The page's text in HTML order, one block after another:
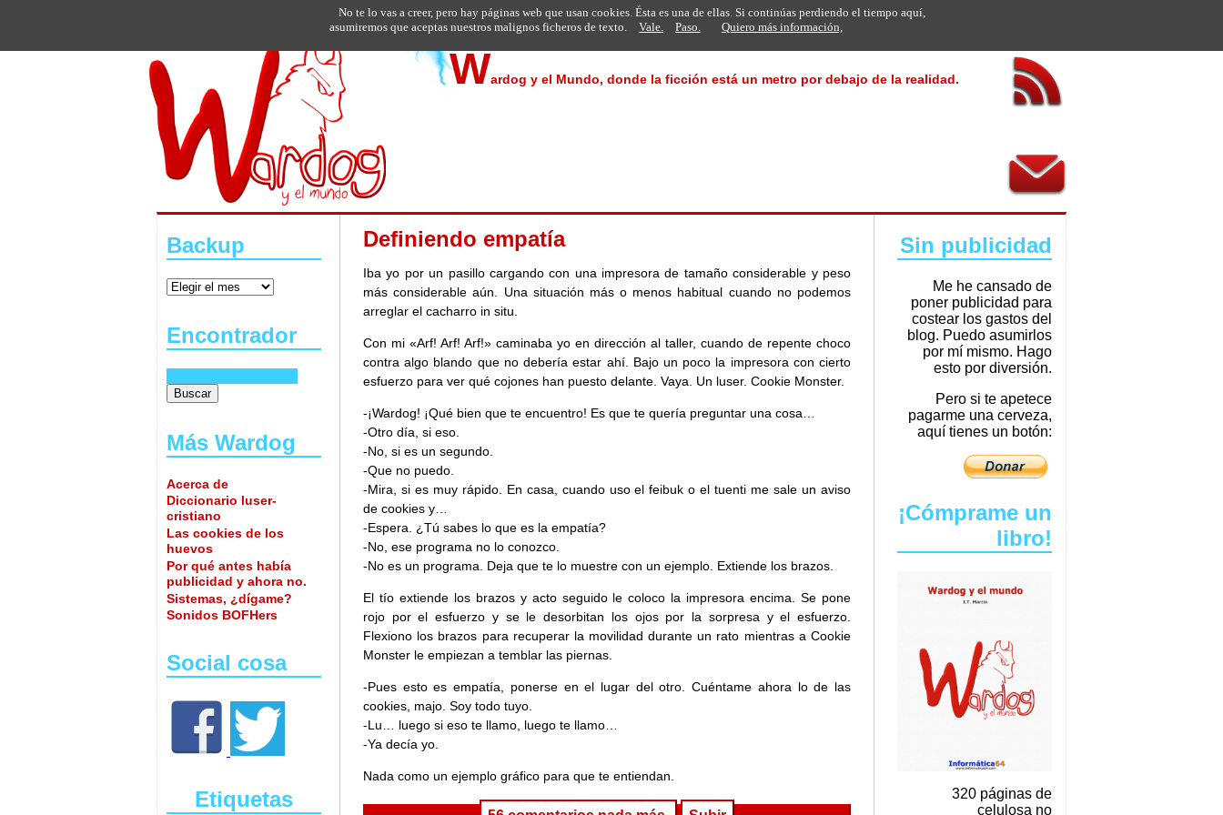
Wardog y el Mundo, donde la ficción está un metro por debajo de la realidad.
Backup
Encontrador
Más Wardog
Acerca de
Diccionario luser-
cristiano
Las cookies de los
huevos
Por qué antes había
publicidad y ahora no.
Sistemas, ¿dígame?
Sonidos BOFHers
Social cosa
Etiquetas
Sin publicidad
Me he cansado de
poner publicidad para
costear los gastos del
blog. Puedo asumirlos
por mí mismo. Hago
esto por diversión.
Pero si te apetece
pagarme una cerveza,
aquí tienes un botón:
¡Cómprame un
libro!
320 páginas de
celulosa no
Definiendo empatía
Iba yo por un pasillo cargando con una impresora de tamaño considerable y peso
más considerable aún. Una situación más o menos habitual cuando no podemos
arreglar el cacharro in situ.
Con mi «Arf! Arf! Arf!» caminaba yo en dirección al taller, cuando de repente choco
contra algo blando que no debería estar ahí. Bajo un poco la impresora con cierto
esfuerzo para ver qué cojones han puesto delante. Vaya. Un luser. Cookie Monster.
-¡Wardog! ¡Qué bien que te encuentro! Es que te quería preguntar una cosa…
-Otro día, si eso.
-No, si es un segundo.
-Que no puedo.
-Mira, si es muy rápido. En casa, cuando uso el feibuk o el tuenti me sale un aviso
de cookies y…
-Espera. ¿Tú sabes lo que es la empatía?
-No, ese programa no lo conozco.
-No es un programa. Deja que te lo muestre con un ejemplo. Extiende los brazos.
El tío extiende los brazos y acto seguido le coloco la impresora encima. Se pone
rojo por el esfuerzo y se le desorbitan los ojos por la sorpresa y el esfuerzo.
Flexiono los brazos para recuperar la movilidad durante un rato mientras a Cookie
Monster le empiezan a temblar las piernas.
-Pues esto es empatía, ponerse en el lugar del otro. Cuéntame ahora lo de las
cookies, majo. Soy todo tuyo.
-Lu… luego si eso te llamo, luego te llamo…
-Ya decía yo.
Nada como un ejemplo gráfico para que te entiendan.
No te lo vas a creer, pero hay páginas web que usan cookies. Ésta es una de ellas. Si continúas perdiendo el tiempo aquí,
asumiremos que aceptas nuestros malignos ficheros de texto.
Vale. Paso. Quiero más información,